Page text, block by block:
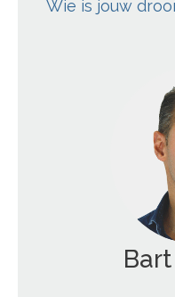
Wie is jouw